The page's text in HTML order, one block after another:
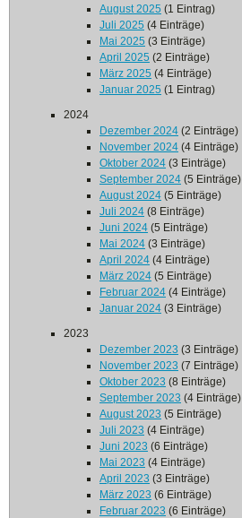
August 2025 (1 Eintrag)
Juli 2025 (4 Einträge)
Mai 2025 (3 Einträge)
April 2025 (2 Einträge)
März 2025 (4 Einträge)
Januar 2025 (1 Eintrag)
2024
Dezember 2024 (2 Einträge)
November 2024 (4 Einträge)
Oktober 2024 (3 Einträge)
September 2024 (5 Einträge)
August 2024 (5 Einträge)
Juli 2024 (8 Einträge)
Juni 2024 (5 Einträge)
Mai 2024 (3 Einträge)
April 2024 (4 Einträge)
März 2024 (5 Einträge)
Februar 2024 (4 Einträge)
Januar 2024 (3 Einträge)
2023
Dezember 2023 (3 Einträge)
November 2023 (7 Einträge)
Oktober 2023 (8 Einträge)
September 2023 (4 Einträge)
August 2023 (5 Einträge)
Juli 2023 (4 Einträge)
Juni 2023 (6 Einträge)
Mai 2023 (4 Einträge)
April 2023 (3 Einträge)
März 2023 (6 Einträge)
Februar 2023 (6 Einträge)